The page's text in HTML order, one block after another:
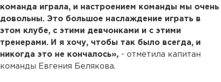
команда играла, и настроением команды мы очень
довольны. Это большое наслаждение играть в
этом клубе, с этими девчонками и с этими
тренерами. И я хочу, чтобы так было всегда, и
никогда это не кончалось», - отметила капитан
команды Евгения Белякова.